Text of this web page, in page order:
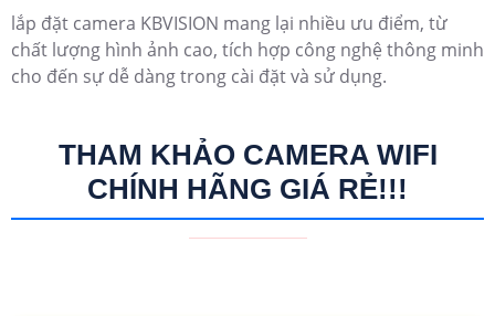
lắp đặt camera KBVISION mang lại nhiều ưu điểm, từ
chất lượng hình ảnh cao, tích hợp công nghệ thông minh
cho đến sự dễ dàng trong cài đặt và sử dụng.
THAM KHẢO CAMERA WIFI
CHÍNH HÃNG GIÁ RẺ!!!